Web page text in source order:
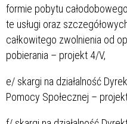
formie pobytu
te usługi oraz
całkowitego zwolnienia od
pobierania – projekt 4/V,
e/ skargi na działalność
Pomocy Społecznej –